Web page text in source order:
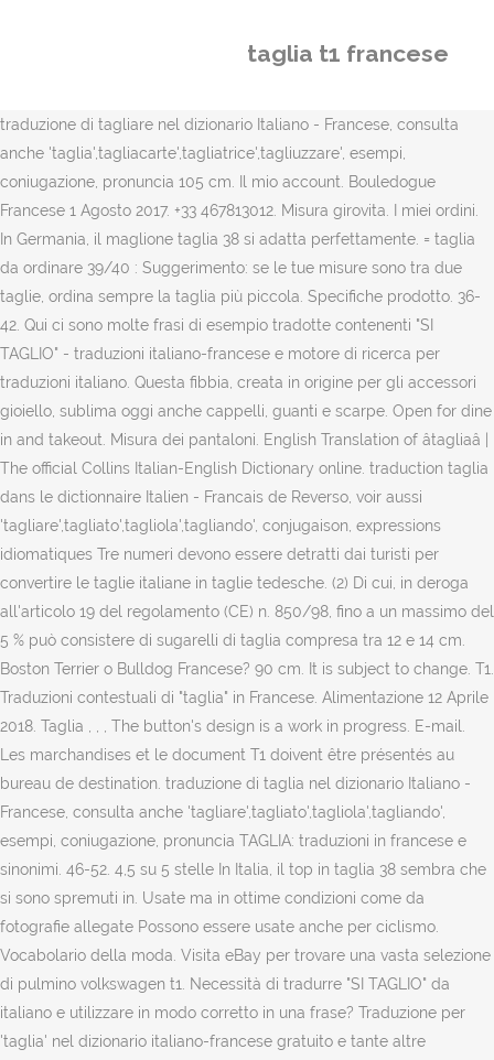
taglia t1 francese
traduzione di tagliare nel dizionario Italiano - Francese, consulta
anche 'taglia',tagliacarte',tagliatrice',tagliuzzare', esempi,
coniugazione, pronuncia 105 cm. Il mio account. Bouledogue
Francese 1 Agosto 2017. +33 467813012. Misura girovita. I miei ordini.
In Germania, il maglione taglia 38 si adatta perfettamente. = taglia
da ordinare 39/40 : Suggerimento: se le tue misure sono tra due
taglie, ordina sempre la taglia più piccola. Specifiche prodotto. 36-
42. Qui ci sono molte frasi di esempio tradotte contenenti "SI
TAGLIO" - traduzioni italiano-francese e motore di ricerca per
traduzioni italiano. Questa fibbia, creata in origine per gli accessori
gioiello, sublima oggi anche cappelli, guanti e scarpe. Open for dine
in and takeout. Misura dei pantaloni. English Translation of âtagliaâ |
The official Collins Italian-English Dictionary online. traduction taglia
dans le dictionnaire Italien - Francais de Reverso, voir aussi
'tagliare',tagliato',tagliola',tagliando', conjugaison, expressions
idiomatiques Tre numeri devono essere detratti dai turisti per
convertire le taglie italiane in taglie tedesche. (2) Di cui, in deroga
all'articolo 19 del regolamento (CE) n. 850/98, fino a un massimo del
5 % può consistere di sugarelli di taglia compresa tra 12 e 14 cm.
Boston Terrier o Bulldog Francese? 90 cm. It is subject to change. T1.
Traduzioni contestuali di "taglia" in Francese. Alimentazione 12 Aprile
2018. Taglia , , , The button's design is a work in progress. E-mail.
Les marchandises et le document T1 doivent être présentés au
bureau de destination. traduzione di taglia nel dizionario Italiano -
Francese, consulta anche 'tagliare',tagliato',tagliola',tagliando',
esempi, coniugazione, pronuncia TAGLIA: traduzioni in francese e
sinonimi. 46-52. 4,5 su 5 stelle In Italia, il top in taglia 38 sembra che
si sono spremuti in. Usate ma in ottime condizioni come da
fotografie allegate Possono essere usate anche per ciclismo.
Vocabolario della moda. Visita eBay per trovare una vasta selezione
di pulmino volkswagen t1. Necessità di tradurre "SI TAGLIO" da
italiano e utilizzare in modo corretto in una frase? Traduzione per
'taglia' nel dizionario italiano-francese gratuito e tante altre